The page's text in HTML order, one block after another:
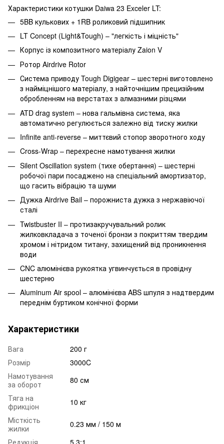
Характеристики котушки Daiwa 23 Exceler LT:
5BB кулькових + 1RB роликовий підшипник
LT Concept (Light&Tough) – "легкість і міцність"
Корпус із композитного матеріалу Zaion V
Ротор Airdrive Rotor
Система приводу Tough Digigear – шестерні виготовлено
з найміцнішого матеріалу, з найточнішим прецизійним
обробленням на верстатах з алмазними різцями
ATD drag system – нова гальмівна система, яка
автоматично регулюється залежно від тиску жилки
Infinite anti-reverse – миттєвий стопор зворотного ходу
Cross-Wrap – перехресне намотування жилки
Silent Oscillation system (тихе обертання) – шестерні
робочої пари посаджено на спеціальний амортизатор,
що гасить вібрацію та шуми
Дужка Airdrive Bail – порожниста дужка з нержавіючої
сталі
Twistbuster II – протизакручувальний ролик
жилковкладача з точеної бронзи з покриттям твердим
хромом і нітридом титану, захищений від проникнення
води
CNC алюмінієва рукоятка угвинчується в провідну
шестерню
Aluminum Air spool – алюмінієва ABS шпуля з надтвердим
переднім буртиком конічної форми
Характеристики
Вага
200 г
Розмір
3000C
Намотування
за оборот
80 см
Тяга на
фрикціон
10 кг
Місткість
жилки
0.23 мм / 150 м